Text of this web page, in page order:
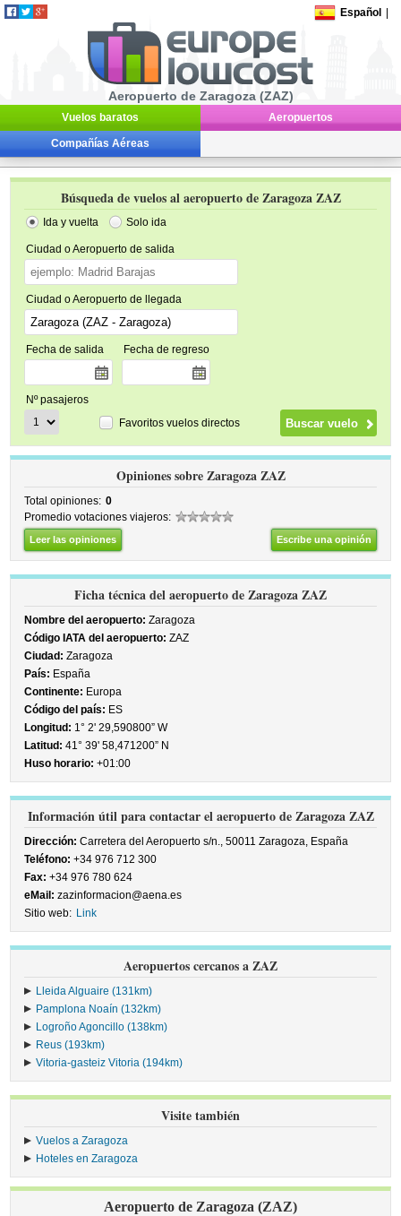
Español
Aeropuerto de Zaragoza (ZAZ)
Vuelos baratos Aeropuertos
Compañías Aéreas
Búsqueda de vuelos al aeropuerto de Zaragoza ZAZ
Ida y vuelta Solo ida
Ciudad o Aeropuerto de salida
Ciudad o Aeropuerto de llegada
Fecha de salida Fecha de regreso
Nº pasajeros
Favoritos vuelos directos
Opiniones sobre Zaragoza ZAZ
Total opiniones: 0
Promedio votaciones viajeros:
Leer las opiniones Escribe una opinión
Ficha técnica del aeropuerto de Zaragoza ZAZ
Nombre del aeropuerto: Zaragoza
Código IATA del aeropuerto: ZAZ
Ciudad: Zaragoza
País: España
Continente: Europa
Código del país: ES
Longitud: 1° 2' 29,590800” W
Latitud: 41° 39' 58,471200” N
Huso horario: +01:00
Información útil para contactar el aeropuerto de Zaragoza ZAZ
Dirección: Carretera del Aeropuerto s/n., 50011 Zaragoza, España
Teléfono: +34 976 712 300
Fax: +34 976 780 624
eMail: zazinformacion@aena.es
Sitio web: Link
Aeropuertos cercanos a ZAZ
Lleida Alguaire (131km)
Pamplona Noaín (132km)
Logroño Agoncillo (138km)
Reus (193km)
Vitoria-gasteiz Vitoria (194km)
Visite también
Vuelos a Zaragoza
Hoteles en Zaragoza
Aeropuerto de Zaragoza (ZAZ)